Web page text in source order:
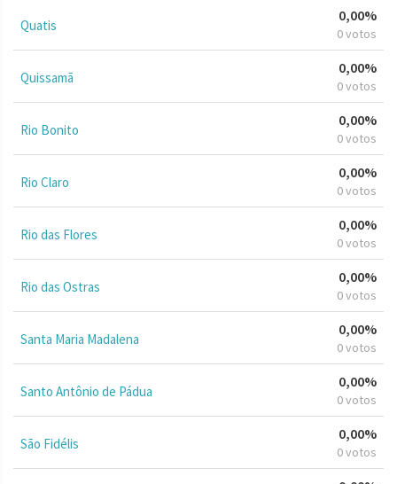
Quatis
0,00%
0 votos
Quissamã
0,00%
0 votos
Rio Bonito
0,00%
0 votos
Rio Claro
0,00%
0 votos
Rio das Flores
0,00%
0 votos
Rio das Ostras
0,00%
0 votos
Santa Maria Madalena
0,00%
0 votos
Santo Antônio de Pádua
0,00%
0 votos
São Fidélis
0,00%
0 votos